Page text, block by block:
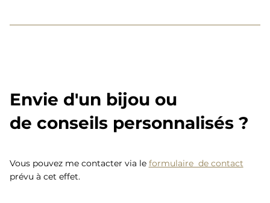
Envie d'un bijou ou
de conseils personnalisés ?
Vous pouvez me contacter via le formulaire de contact
prévu à cet effet.